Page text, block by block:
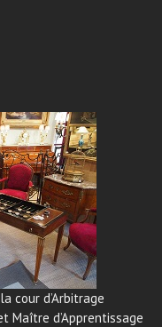
cour d’Arbitrage
Maître d’Apprentissage